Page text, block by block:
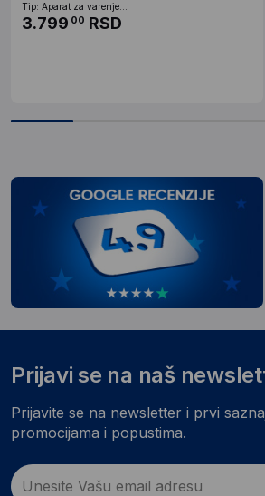
Tip: Aparat za varenje...
3.799 00 RSD
Prijavi se na naš
Prijavite se na newsletter i prvi
promocijama i popustima.